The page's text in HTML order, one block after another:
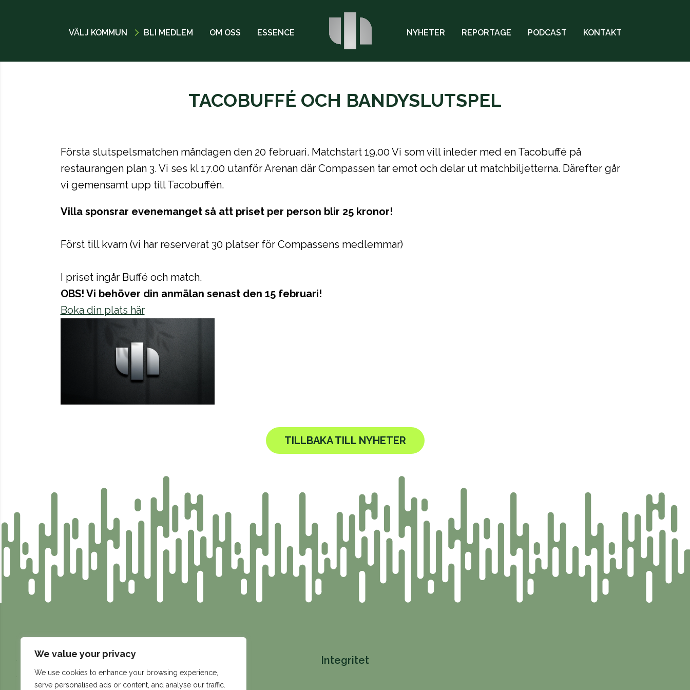
We value your privacy
We use cookies to enhance your browsing experience,
serve personalised ads or content, and analyse our traffic.
VÄLJ KOMMUN BLI MEDLEM OM OSS ESSENCE NYHETER REPORTAGE PODCAST KONTAKT
TACOBUFFÉ OCH BANDYSLUTSPEL
Första slutspelsmatchen måndagen den 20 februari. Matchstart 19.00 Vi som vill inleder med en Tacobuffé på
restaurangen plan 3. Vi ses kl 17.00 utanför Arenan där Compassen tar emot och delar ut matchbiljetterna. Därefter går
vi gemensamt upp till Tacobuffén.
Villa sponsrar evenemanget så att priset per person blir 25 kronor!
Först till kvarn (vi har reserverat 30 platser för Compassens medlemmar)
I priset ingår Buffé och match.
OBS! Vi behöver din anmälan senast den 15 februari!
Boka din plats här
TILLBAKA TILL NYHETER
info@compassen.se Fabriksgatan 4, 531 60 Lidköping Integritet